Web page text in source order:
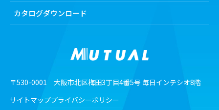
包装機
工業用ダイヤモンド
ミューチュアルの基本方針
カタログダウンロード
〒530-0001 大阪市北区梅田3丁目4番5号 毎日インテシオ8階
サイトマッププライバシーポリシー